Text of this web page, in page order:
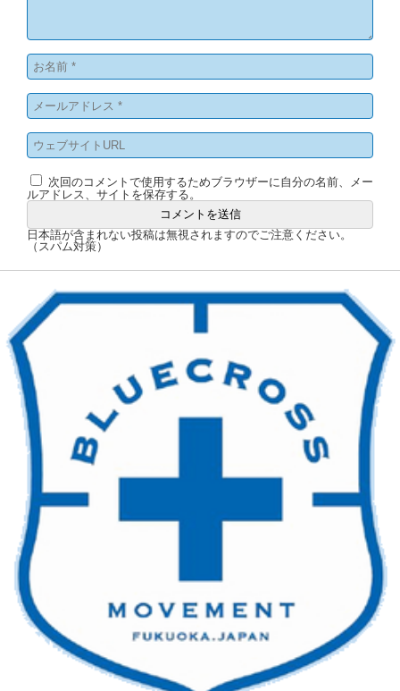
次回のコメントで使用するためブラウザーに自分の名前、メー
ルアドレス、サイトを保存する。
日本語が含まれない投稿は無視されますのでご注意ください。
（スパム対策）